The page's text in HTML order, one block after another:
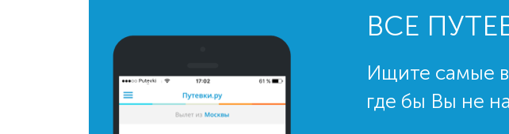
ВСЕ
Ищите самые
где бы Вы не